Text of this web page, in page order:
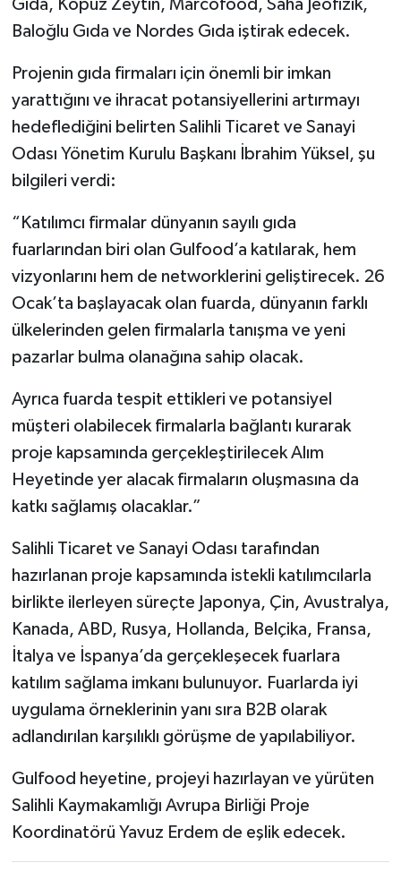
Gıda, Kopuz Zeytin, Marcofood, Saha Jeofizik,
Baloğlu Gıda ve Nordes Gıda iştirak edecek.
Projenin gıda firmaları için önemli bir imkan
yarattığını ve ihracat potansiyellerini artırmayı
hedeflediğini belirten Salihli Ticaret ve Sanayi
Odası Yönetim Kurulu Başkanı İbrahim Yüksel, şu
bilgileri verdi:
“Katılımcı firmalar dünyanın sayılı gıda
fuarlarından biri olan Gulfood’a katılarak, hem
vizyonlarını hem de networklerini geliştirecek. 26
Ocak’ta başlayacak olan fuarda, dünyanın farklı
ülkelerinden gelen firmalarla tanışma ve yeni
pazarlar bulma olanağına sahip olacak.
Ayrıca fuarda tespit ettikleri ve potansiyel
müşteri olabilecek firmalarla bağlantı kurarak
proje kapsamında gerçekleştirilecek Alım
Heyetinde yer alacak firmaların oluşmasına da
katkı sağlamış olacaklar.”
Salihli Ticaret ve Sanayi Odası tarafından
hazırlanan proje kapsamında istekli katılımcılarla
birlikte ilerleyen süreçte Japonya, Çin, Avustralya,
Kanada, ABD, Rusya, Hollanda, Belçika, Fransa,
İtalya ve İspanya’da gerçekleşecek fuarlara
katılım sağlama imkanı bulunuyor. Fuarlarda iyi
uygulama örneklerinin yanı sıra B2B olarak
adlandırılan karşılıklı görüşme de yapılabiliyor.
Gulfood heyetine, projeyi hazırlayan ve yürüten
Salihli Kaymakamlığı Avrupa Birliği Proje
Koordinatörü Yavuz Erdem de eşlik edecek.